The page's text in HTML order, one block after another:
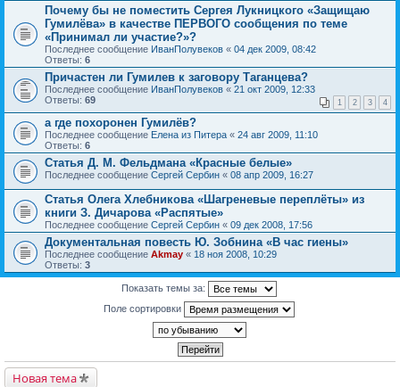
Почему бы не поместить Сергея Лукницкого «Защищаю
Гумилёва» в качестве ПЕРВОГО сообщения по теме
«Принимал ли участие?»?
Последнее сообщение ИванПолувеков « 04 дек 2009, 08:42
Ответы: 6
Причастен ли Гумилев к заговору Таганцева?
Последнее сообщение ИванПолувеков « 21 окт 2009, 12:33
Ответы: 69 1 2 3 4
а где похоронен Гумилёв?
Последнее сообщение Елена из Питера « 24 авг 2009, 11:10
Ответы: 6
Статья Д. М. Фельдмана «Красные белые»
Последнее сообщение Сергей Сербин « 08 апр 2009, 16:27
Статья Олега Хлебникова «Шагреневые переплёты» из
книги З. Дичарова «Распятые»
Последнее сообщение Сергей Сербин « 09 дек 2008, 17:56
Документальная повесть Ю. Зобнина «В час гиены»
Последнее сообщение Akmay « 18 ноя 2008, 10:29
Ответы: 3
Показать темы за:
Поле сортировки
Новая тема